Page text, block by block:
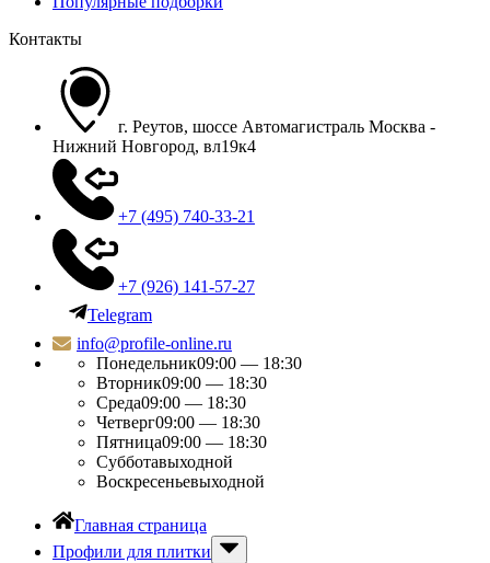
Контакты
г. Реутов, шоссе Автомагистраль Москва -
Нижний Новгород, вл19к4
+7 (495) 740-33-21
+7 (926) 141-57-27
Telegram
info@profile-online.ru
Понедельник09:00 — 18:30
Вторник09:00 — 18:30
Среда09:00 — 18:30
Четверг09:00 — 18:30
Пятница09:00 — 18:30
Субботавыходной
Воскресеньевыходной
Главная страница
Профили для плитки